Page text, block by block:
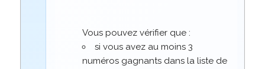
Vous pouvez vérifier que :
si vous avez au moins 3
numéros gagnants dans la liste de